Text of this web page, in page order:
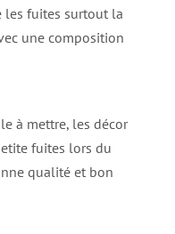
les fuites surtout la
une composition
à mettre, les décor
fuites lors du
qualité et bon